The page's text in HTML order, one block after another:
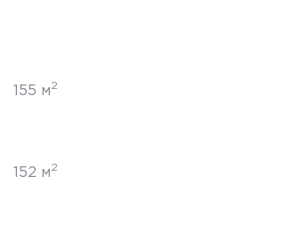
155 м2
152 м2